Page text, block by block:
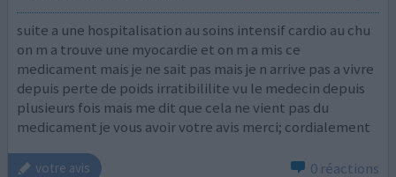
suite a une hospitalisation au soins intensif cardio au chu
on m a trouve une myocardie et on m a mis ce
medicament mais je ne sait pas mais je n arrive pas a vivre
depuis perte de poids irratibililite vu le medecin depuis
plusieurs fois mais me dit que cela ne vient pas du
medicament je vous avoir votre avis merci; cordialement
votre avis 0 réactions